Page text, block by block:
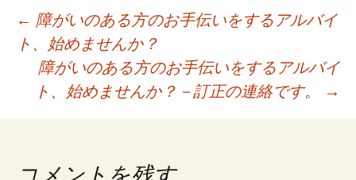
投
ナ
← 障がいのある方のお手伝いをするアルバイ
ト、始めませんか？
障がいのある方のお手伝いをするアルバイ
ト、始めませんか？－訂正の連絡です。
→